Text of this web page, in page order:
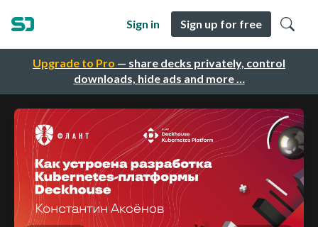
Upgrade to Pro — share decks privately, control
downloads, hide ads and more …
Sign in Sign up for free